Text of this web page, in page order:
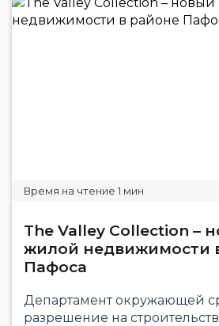
The Valley Collection –
жилой недвижимости
Пафоса
Департамент окружающей
разрешение на